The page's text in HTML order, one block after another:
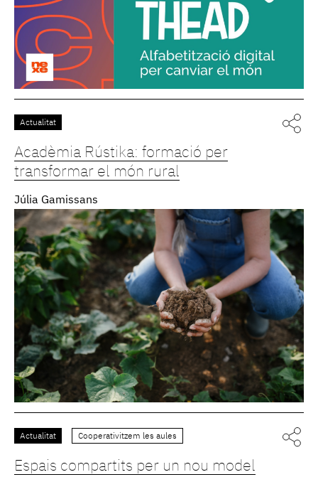
Actualitat
Acadèmia Rústika: formació per
transformar el món rural
Júlia Gamissans
Actualitat Cooperativitzem les aules
Espais compartits per un nou model